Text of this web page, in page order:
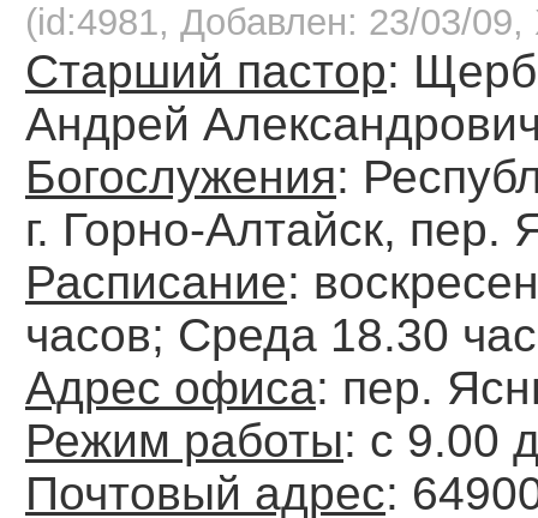
(id:4981, Добавлен: 23/03/09,
Старший пастор:
Андрей
Богослужения:
г. Горно-Алтайск, пер.
Расписание:
часов; Среда 18.30
Адрес офиса: пер.
Режим работы: с 9.00
Почтовый адрес: